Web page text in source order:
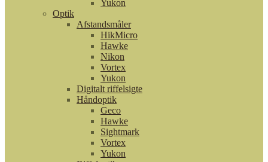
Yukon
Optik
Afstandsmåler
HikMicro
Hawke
Nikon
Vortex
Yukon
Digitalt riffelsigte
Håndoptik
Geco
Hawke
Sightmark
Vortex
Yukon